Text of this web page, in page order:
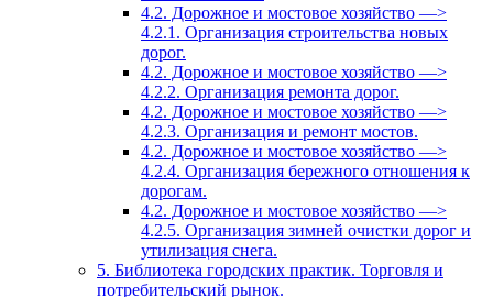
4.2. Дорожное и мостовое хозяйство —>
4.2.1. Организация строительства новых
дорог.
4.2. Дорожное и мостовое хозяйство —>
4.2.2. Организация ремонта дорог.
4.2. Дорожное и мостовое хозяйство —>
4.2.3. Организация и ремонт мостов.
4.2. Дорожное и мостовое хозяйство —>
4.2.4. Организация бережного отношения к
дорогам.
4.2. Дорожное и мостовое хозяйство —>
4.2.5. Организация зимней очистки дорог и
утилизация снега.
5. Библиотека городских практик. Торговля и
потребительский рынок.